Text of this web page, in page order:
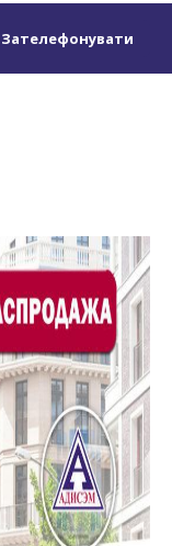
Зателефонувати